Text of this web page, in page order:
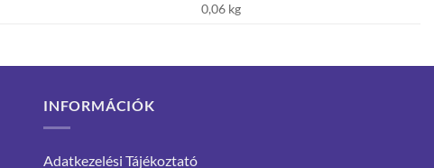
0,06 kg
INFORMÁCIÓK
Adatkezelési Tájékoztató